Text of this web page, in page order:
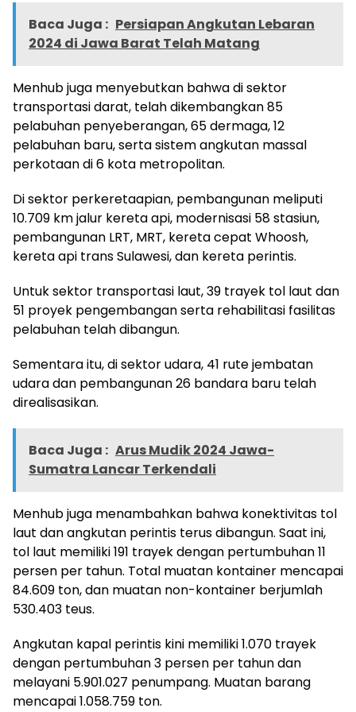
Baca Juga : Persiapan Angkutan Lebaran
2024 di Jawa Barat Telah Matang
Menhub juga menyebutkan bahwa di sektor
transportasi darat, telah dikembangkan 85
pelabuhan penyeberangan, 65 dermaga, 12
pelabuhan baru, serta sistem angkutan massal
perkotaan di 6 kota metropolitan.
Di sektor perkeretaapian, pembangunan meliputi
10.709 km jalur kereta api, modernisasi 58 stasiun,
pembangunan LRT, MRT, kereta cepat Whoosh,
kereta api trans Sulawesi, dan kereta perintis.
Untuk sektor transportasi laut, 39 trayek tol laut dan
51 proyek pengembangan serta rehabilitasi fasilitas
pelabuhan telah dibangun.
Sementara itu, di sektor udara, 41 rute jembatan
udara dan pembangunan 26 bandara baru telah
direalisasikan.
Baca Juga : Arus Mudik 2024 Jawa-
Sumatra Lancar Terkendali
Menhub juga menambahkan bahwa konektivitas tol
laut dan angkutan perintis terus dibangun. Saat ini,
tol laut memiliki 191 trayek dengan pertumbuhan 11
persen per tahun. Total muatan kontainer mencapai
84.609 ton, dan muatan non-kontainer berjumlah
530.403 teus.
Angkutan kapal perintis kini memiliki 1.070 trayek
dengan pertumbuhan 3 persen per tahun dan
melayani 5.901.027 penumpang. Muatan barang
mencapai 1.058.759 ton.